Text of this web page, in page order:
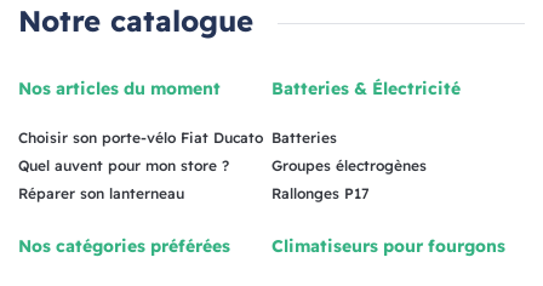
Notre catalogue
Nos articles du moment
Choisir son porte-vélo Fiat Ducato
Quel auvent pour mon store ?
Réparer son lanterneau
Nos catégories préférées
Batteries & Électricité
Batteries
Groupes électrogènes
Rallonges P17
Climatiseurs pour fourgons